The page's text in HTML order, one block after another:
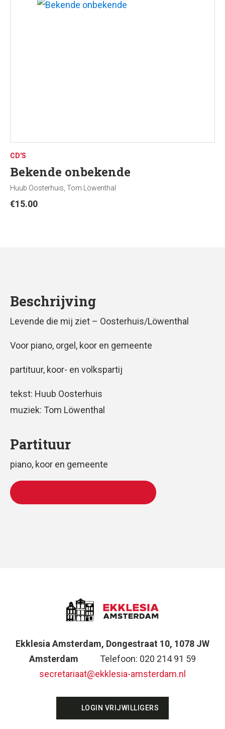
CD'S
Bekende onbekende
Huub Oosterhuis, Tom Löwenthal
€15.00
Beschrijving
Levende die mij ziet – Oosterhuis/Löwenthal
Voor piano, orgel, koor en gemeente
partituur, koor- en volkspartij
tekst: Huub Oosterhuis
muziek: Tom Löwenthal
Partituur
piano, koor en gemeente
Ekklesia Amsterdam, Dongestraat 10, 1078 JW
Amsterdam
Telefoon: 020 214 91 59
secretariaat@ekklesia-amsterdam.nl
LOGIN VRIJWILLIGERS